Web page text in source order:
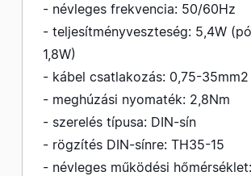
- névleges frekvencia: 50/60Hz
- teljesítményveszteség: 5,4W
1,8W)
- kábel csatlakozás: 0,75-35mm2
- meghúzási nyomaték: 2,8Nm
- szerelés típusa: DIN-sín
- rögzítés DIN-sínre: TH35-15
- névleges működési